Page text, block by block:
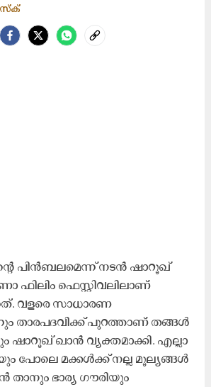
പിൻബലമെന്ന് നടൻ ഷാറൂഖ്
ഫിലിം ഫെസ്റ്റിവലിലാണ്
വളരെ സാധാരണ
താരപദവിക്ക് പുറത്താണ് തങ്ങൾ
ഷാറൂഖ് ഖാൻ വ്യക്തമാക്കി. എല്ലാ
പോലെ മക്കൾക്ക് നല്ല മൂല്യങ്ങൾ
ഭാര്യ ഗൗരിയും